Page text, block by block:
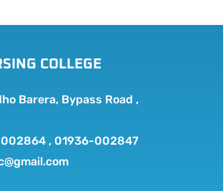
COLLEGE
Barera, Bypass Road ,
, 01936-002847